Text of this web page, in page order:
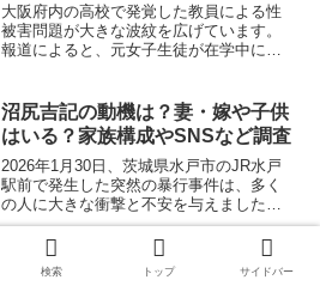
大阪府内の高校で発覚した教員による性
被害問題が大きな波紋を広げています。
報道によると、元女子生徒が在学中に男
かし、この問題は約5年間にわたり実質的
に放置されていたとされ...
沼尻吉記の動機は？妻・嫁や子供
はいる？家族構成やSNSなど調査
2026年1月30日、茨城県水戸市のJR水戸
駅前で発生した突然の暴行事件は、多く
の人に大きな衝撃と不安を与えました。
見ず知らずの通行人が無差別に襲われる
という内容から、「犯人は何者なのか」
「なぜこんなことをしたのか」と疑問を
抱いた方も多いの...
松倉俊彦の妻(嫁)や子供など家族
検索 トップ サイドバー